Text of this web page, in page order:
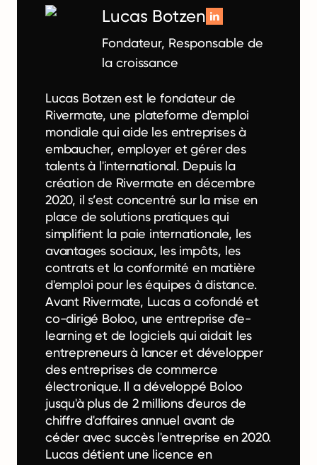
Lucas Botzen
Fondateur, Responsable de
la croissance
Lucas Botzen est le fondateur de
Rivermate, une plateforme d'emploi
mondiale qui aide les entreprises à
embaucher, employer et gérer des
talents à l'international. Depuis la
création de Rivermate en décembre
2020, il s’est concentré sur la mise en
place de solutions pratiques qui
simplifient la paie internationale, les
avantages sociaux, les impôts, les
contrats et la conformité en matière
d'emploi pour les équipes à distance.
Avant Rivermate, Lucas a cofondé et
co-dirigé Boloo, une entreprise d'e-
learning et de logiciels qui aidait les
entrepreneurs à lancer et développer
des entreprises de commerce
électronique. Il a développé Boloo
jusqu'à plus de 2 millions d'euros de
chiffre d'affaires annuel avant de
céder avec succès l'entreprise en 2020.
Lucas détient une licence en